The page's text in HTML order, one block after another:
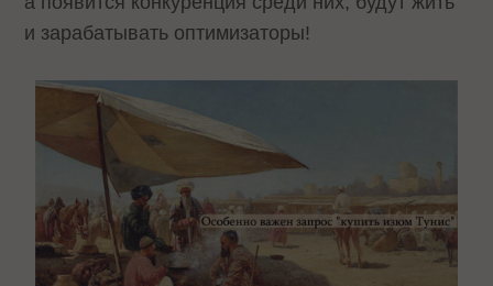
и зарабатывать оптимизаторы!